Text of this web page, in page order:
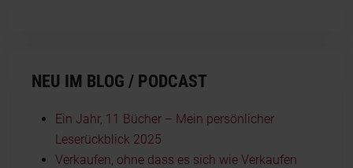
NEU IM BLOG / PODCAST
Ein Jahr, 11 Bücher – Mein persönlicher
Leserückblick 2025
Verkaufen, ohne dass es sich wie Verkaufen